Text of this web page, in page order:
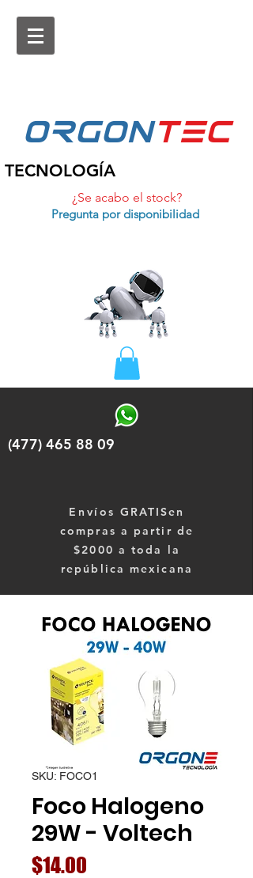
ORGONtEc
TECNOLOGÍA
¿Se acabo el stock?
Pregunta por disponibilidad
(477) 465 88 09
Envíos GRATISen
compras a partir de
$2000 a toda la
república mexicana
SKU: FOCO1
Foco Halogeno
29W - Voltech
$14.00